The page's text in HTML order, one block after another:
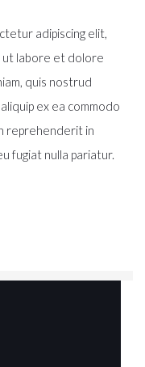
adipiscing elit,
ut labore et dolore
quis nostrud
ex ea commodo
reprehenderit in
fugiat nulla pariatur.